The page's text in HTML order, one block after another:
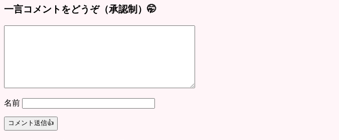
一言コメントをどうぞ（承認制）🤭
名前